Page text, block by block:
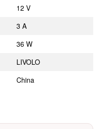
12 V
3 A
36 W
LIVOLO
China